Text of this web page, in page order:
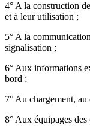
4° A la construction
et à leur utilisation ;
5° A la
signalisation ;
6° Aux informations
bord ;
7° Au chargement,
8° Aux équipages